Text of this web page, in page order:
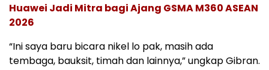
Huawei Jadi Mitra bagi Ajang GSMA M360 ASEAN
2026
“Ini saya baru bicara nikel lo pak, masih ada
tembaga, bauksit, timah dan lainnya,” ungkap Gibran.